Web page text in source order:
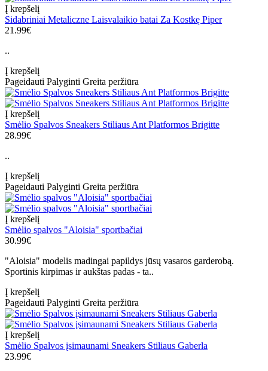
Į krepšelį
Sidabriniai Metaliczne Laisvalaikio batai Za Kostkę Piper
21.99€
..
Į krepšelį
Pageidauti Palyginti Greita peržiūra
Į krepšelį
Smėlio Spalvos Sneakers Stiliaus Ant Platformos Brigitte
28.99€
..
Į krepšelį
Pageidauti Palyginti Greita peržiūra
Į krepšelį
Smėlio spalvos "Aloisia" sportbačiai
30.99€
"Aloisia" modelis madingai papildys jūsų vasaros garderobą.
Sportinis kirpimas ir aukštas padas - ta..
Į krepšelį
Pageidauti Palyginti Greita peržiūra
Į krepšelį
Smėlio Spalvos įsimaunami Sneakers Stiliaus Gaberla
23.99€